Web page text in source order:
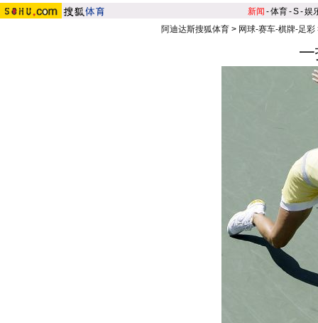
新闻 -体育-S-娱
阿迪达斯搜狐体育 > 网球-赛车-棋牌-足彩